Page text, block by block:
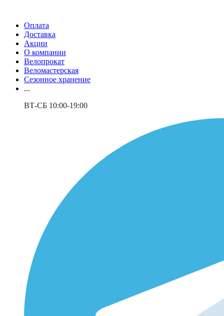
Оплата
Доставка
Акции
О компании
Велопрокат
Веломастерская
Сезонное хранение
...
ВТ-СБ 10:00-19:00